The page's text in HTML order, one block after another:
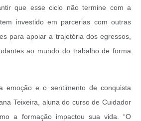
que esse ciclo não termine com a
investido em parcerias com outras
para apoiar a trajetória dos egressos,
ao mundo do trabalho de forma
emoção e o sentimento de conquista
Teixeira, aluna do curso de Cuidador
a formação impactou sua vida. “O